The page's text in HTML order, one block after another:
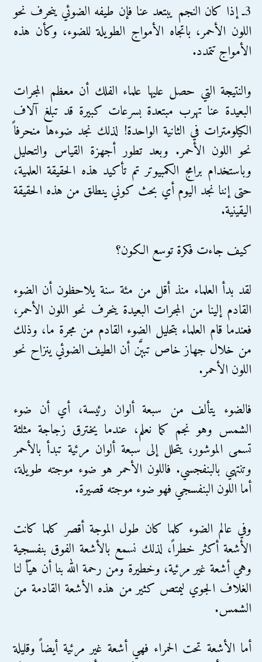
3ـ إذا كان النجم يبتعد عنا فإن طيفه الضوئي ينحرف نحو
اللون الأحمر، باتجاه الأمواج الطويلة للضوء، وكأن هذه
الأمواج تتمدد.
والنتيجة التي حصل عليها علماء الفلك أن معظم المجرات
البعيدة عنا تهرب مبتعدة بسرعات كبيرة قد تبلغ آلاف
الكيلومترات في الثانية الواحدة! لذلك نجد ضوءها منحرفاً
نحو اللون الأحمر. وبعد تطور أجهزة القياس والتحليل
وباستخدام برامج الكمبيوتر تم تأكيد هذه الحقيقة العلمية،
حتى إننا نجد اليوم أي بحث كوني ينطلق من هذه الحقيقة
اليقينية.
كيف جاءت فكرة توسع الكون؟
لقد بدأ العلماء منذ أقل من مئة سنة يلاحظون أن الضوء
القادم إلينا من المجرات البعيدة ينحرف نحو اللون الأحمر،
فعندما قام العلماء بتحليل الضوء القادم من مجرة ما، وذلك
من خلال جهاز خاص تبيَّن أن الطيف الضوئي ينزاح نحو
اللون الأحمر.
فالضوء يتألف من سبعة ألوان رئيسة، أي أن ضوء
الشمس وهو نجم كما نعلم، عندما يخترق زجاجة مثلثة
تسمى الموشور، يتحلل إلى سبعة ألوان مرئية تبدأ بالأحمر
وتنتهي بالبنفجسي. فاللون الأحمر هو ضوء موجته طويلة،
أما اللون البنفسجي فهو ضوء موجته قصيرة.
وفي عالم الضوء كلما كان طول الموجة أقصر كلما كانت
الأشعة أكثر خطراً، لذلك نسمع بالأشعة الفوق بنفسجية
وهي أشعة غير مرئية، وخطيرة ومن رحمة الله بنا أن هيّأ لنا
الغلاف الجوي ليمتص كثير من هذه الأشعة القادمة من
الشمس.
أما الأشعة تحت الحمراء فهي أشعة غير مرئية أيضاً وقليلة